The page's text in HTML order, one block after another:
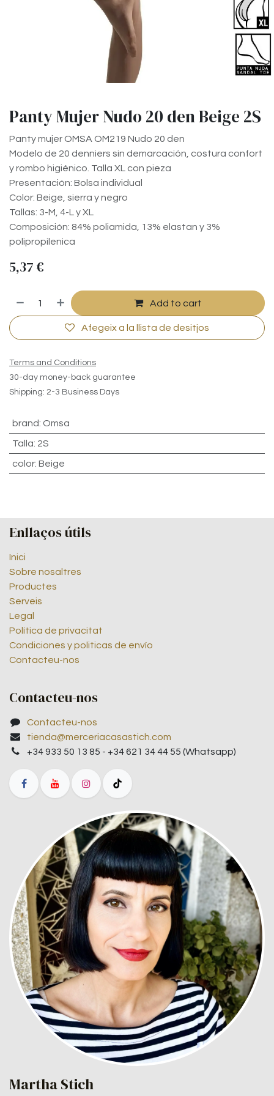
Panty Mujer Nudo 20 den Beige 2S
Panty mujer OMSA OM219 Nudo 20 den
Modelo de 20 denniers sin demarcación, costura confort
y rombo higiénico. Talla XL con pieza
Presentación: Bolsa individual
Color: Beige, sierra y negro
Tallas: 3-M, 4-L y XL
Composición: 84% poliamida, 13% elastan y 3%
polipropilenica
5,37 €
Add to cart
Afegeix a la llista de desitjos
Terms and Conditions
30-day money-back guarantee
Shipping: 2-3 Business Days
brand: Omsa
Talla: 2S
color: Beige
Enllaços útils
Inici
Sobre nosaltres
Productes
Serveis
Legal
Política de privacitat
Condiciones y politicas de envío
Contacteu-nos
Contacteu-nos
Contacteu-nos
tienda@merceriacasastich.com
+34 933 50 13 85 - +34 621 34 44 55 (Whatsapp)
Martha Stich